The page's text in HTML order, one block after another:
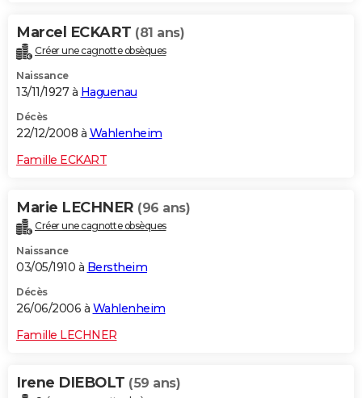
Marcel ECKART (81 ans)
Créer une cagnotte obsèques
Naissance
13/11/1927 à Haguenau
Décès
22/12/2008 à Wahlenheim
Famille ECKART
Marie LECHNER (96 ans)
Créer une cagnotte obsèques
Naissance
03/05/1910 à Berstheim
Décès
26/06/2006 à Wahlenheim
Famille LECHNER
Irene DIEBOLT (59 ans)